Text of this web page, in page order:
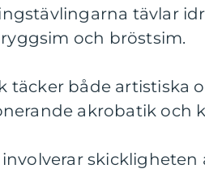
tävlar
och bröstsim.
täcker både artistiska
akrobatik och